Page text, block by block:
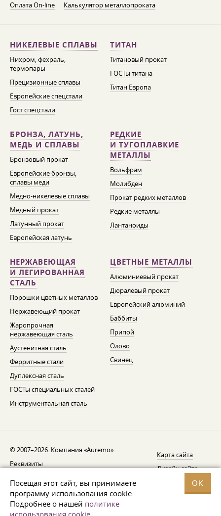
Посещая этот сайт, вы принимаете
программу использования cookie.
Подробнее о нашей политике
использования cookie
OK
Оплата On-line Калькулятор металлопроката
НИКЕЛЕВЫЕ СПЛАВЫ
Нихром, фехраль,
термопары
Прецизионные сплавы
Европейские спецстали
Гост спецстали
ТИТАН
Титановый прокат
ГОСТы титана
Титан Европа
БРОНЗА, ЛАТУНЬ,
МЕДЬ И СПЛАВЫ
Бронзовый прокат
Европейские бронзы,
сплавы меди
Медно-никелевые сплавы
Медный прокат
Латунный прокат
Европейская латунь
РЕДКИЕ
И ТУГОПЛАВКИЕ
МЕТАЛЛЫ
Вольфрам
Молибден
Прокат редких металлов
Редкие металлы
Лантаноиды
НЕРЖАВЕЮЩАЯ
И ЛЕГИРОВАННАЯ
СТАЛЬ
Порошки цветных металлов
Нержавеющий прокат
Жаропрочная
нержавеющая сталь
Аустенитная сталь
Ферритные стали
Дуплексная сталь
ГОСТы специальных сталей
Инструментальная сталь
ЦВЕТНЫЕ МЕТАЛЛЫ
Алюминиевый прокат
Дюралевый прокат
Европейский алюминий
Баббиты
Припой
Олово
Свинец
© 2007–2026. Компания «Auremo».
Реквизиты
Уведомление об отзыве
Защита данных
Карта сайта
Дизайн сайта —